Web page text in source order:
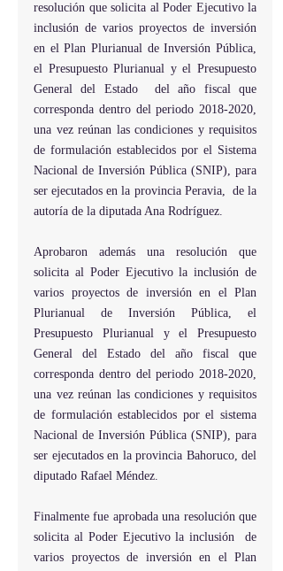
resolución que solicita al Poder Ejecutivo la
inclusión de varios proyectos de inversión
en el Plan Plurianual de Inversión Pública,
el Presupuesto Plurianual y el Presupuesto
General del Estado  del año fiscal que
corresponda dentro del periodo 2018-2020,
una vez reúnan las condiciones y requisitos
de formulación establecidos por el Sistema
Nacional de Inversión Pública (SNIP), para
ser ejecutados en la provincia Peravia,  de la
autoría de la diputada Ana Rodríguez.
Aprobaron además una resolución que
solicita al Poder Ejecutivo la inclusión de
varios proyectos de inversión en el Plan
Plurianual de Inversión Pública, el
Presupuesto Plurianual y el Presupuesto
General del Estado del año fiscal que
corresponda dentro del periodo 2018-2020,
una vez reúnan las condiciones y requisitos
de formulación establecidos por el sistema
Nacional de Inversión Pública (SNIP), para
ser ejecutados en la provincia Bahoruco, del
diputado Rafael Méndez.
Finalmente fue aprobada una resolución que
solicita al Poder Ejecutivo la inclusión  de
varios proyectos de inversión en el Plan